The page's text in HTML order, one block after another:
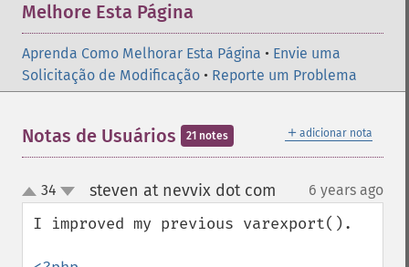
Melhore Esta Página
Aprenda Como Melhorar Esta Página • Envie uma
Solicitação de Modificação • Reporte um Problema
＋ adicionar nota
Notas de Usuários 21 notes
up
down
34 steven at nevvix dot com 6 years ago
I improved my previous varexport().